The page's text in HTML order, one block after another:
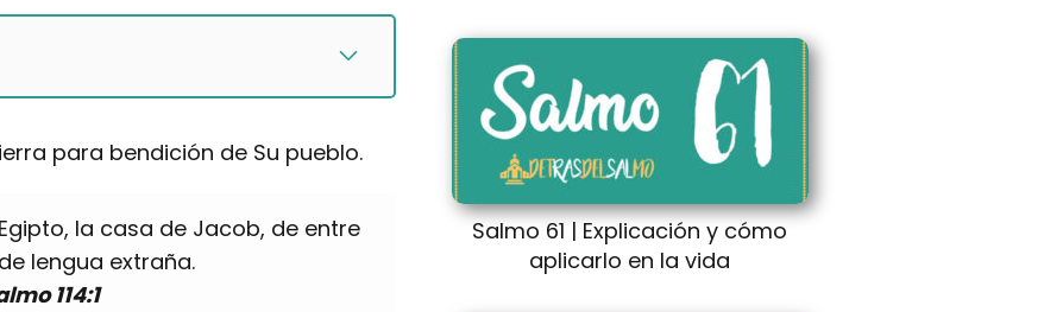
para bendición de Su pueblo.
la casa de Jacob, de entre
lengua extraña.
114:1
Salmo 61 | Explicación y cómo
aplicarlo en la vida